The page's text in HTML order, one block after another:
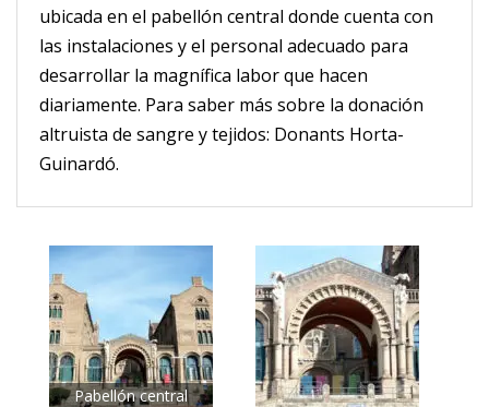
ubicada en el pabellón central donde cuenta con
las instalaciones y el personal adecuado para
desarrollar la magnífica labor que hacen
diariamente. Para saber más sobre la donación
altruista de sangre y tejidos: Donants Horta-
Guinardó.
Pabellón central